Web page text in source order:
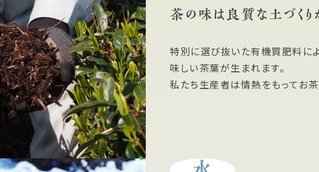
茶の味は良質な土づくり
特別に選び抜いた有機質肥料に
味しい茶葉が生まれます。
私たち生産者は情熱をもってお茶